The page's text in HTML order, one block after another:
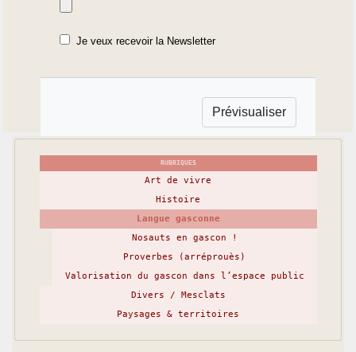
Je veux recevoir la Newsletter
RUBRIQUES
Art de vivre
Histoire
Langue gasconne
Nosauts en gascon !
Proverbes (arréprouès)
Valorisation du gascon dans l’espace public
Divers / Mesclats
Paysages & territoires